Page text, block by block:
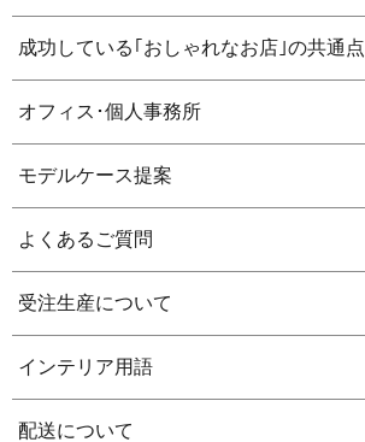
成功している｢おしゃれなお店｣の共通点
オフィス･個人事務所
モデルケース提案
よくあるご質問
受注生産について
インテリア用語
配送について